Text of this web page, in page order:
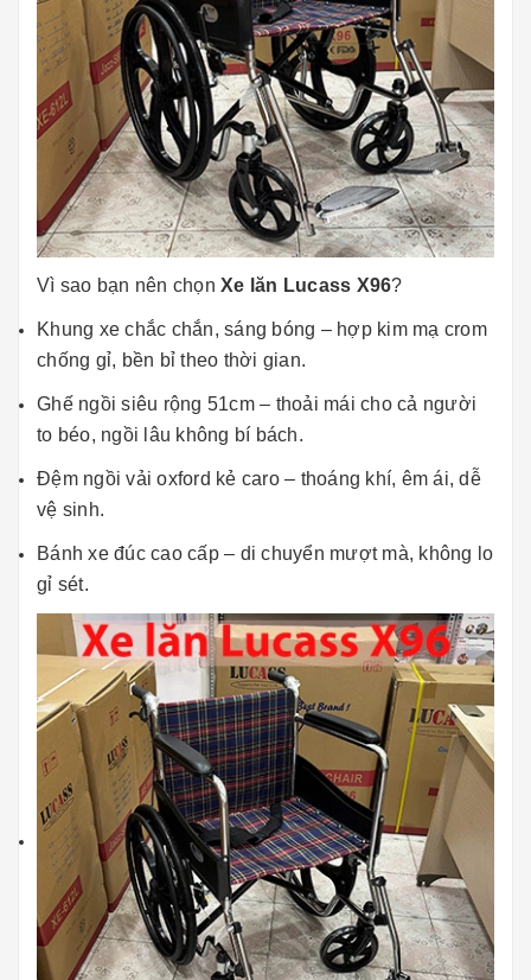
Vì sao bạn nên chọn Xe lăn Lucass X96?
Khung xe chắc chắn, sáng bóng – hợp kim mạ crom
chống gỉ, bền bỉ theo thời gian.
Ghế ngồi siêu rộng 51cm – thoải mái cho cả người
to béo, ngồi lâu không bí bách.
Đệm ngồi vải oxford kẻ caro – thoáng khí, êm ái, dễ
vệ sinh.
Bánh xe đúc cao cấp – di chuyển mượt mà, không lo
gỉ sét.